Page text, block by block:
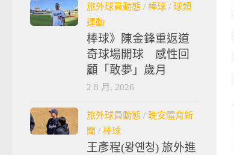
旅外球員動態 / 棒球 / 球類
運動
棒球》陳金鋒重返道
奇球場開球 感性回
顧「敢夢」歲月
2 8 月, 2026
旅外球員動態 / 晚安體育新
聞 / 棒球
王彥程(왕옌청) 旅外進